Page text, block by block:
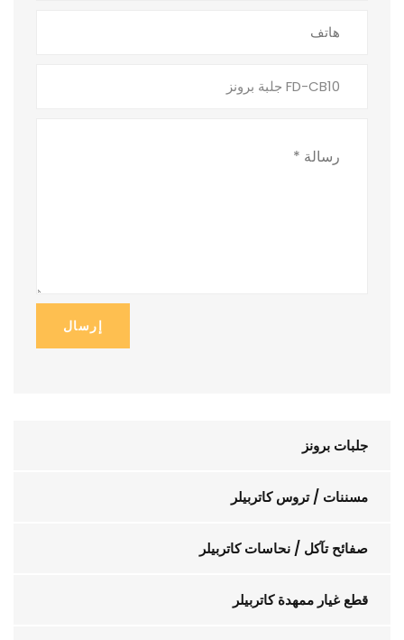
جلبات برونز
مسننات / تروس كاتربيلر
صفائح تآكل / نحاسات كاتربيلر
قطع غيار ممهدة كاتربيلر
إرسال